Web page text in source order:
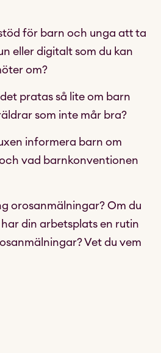
för barn och unga att ta
eller digitalt som du kan
om?
pratas så lite om barn
som inte mår bra?
informera barn om
vad barnkonventionen
orosanmälningar? Om du
din arbetsplats en rutin
Vet du vem